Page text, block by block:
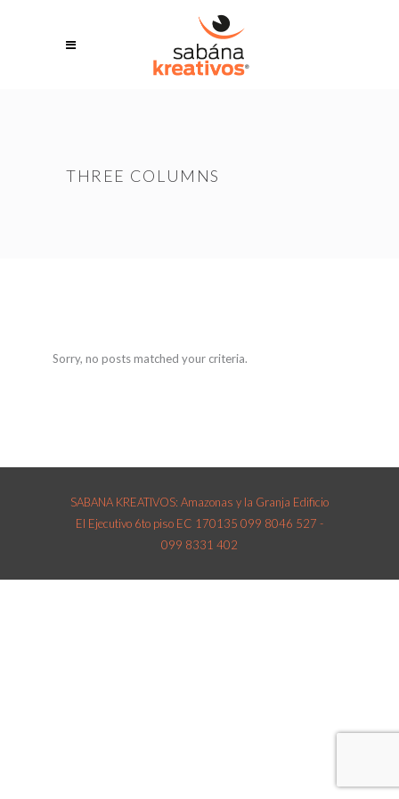
THREE COLUMNS
Sorry, no posts matched your criteria.
SABANA KREATIVOS: Amazonas y la Granja Edificio
El Ejecutivo 6to piso EC 170135 099 8046 527 -
099 8331 402